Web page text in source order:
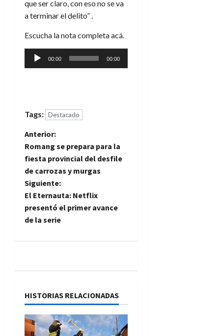
que ser claro, con eso no se va
a terminar el delito” .
Escucha la nota completa acá.
Reproductor
de
00:00 00:00
Tags: Destacado
N
a
v
e
g
ó
n
Anterior:
Romang se prepara para la
fiesta provincial del desfile
de carrozas y murgas
Siguiente:
El Eternauta: Netflix
presentó el primer avance
de la serie
HISTORIAS RELACIONADAS